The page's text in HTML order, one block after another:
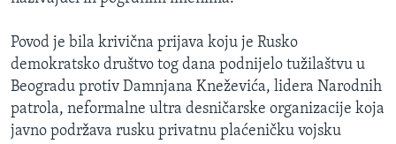
Povod je bila krivična prijava koju je Rusko
demokratsko društvo tog dana podnijelo tužilaštvu u
Beogradu protiv Damnjana Kneževića, lidera Narodnih
patrola, neformalne ultra desničarske organizacije koja
javno podržava rusku privatnu plaćeničku vojsku